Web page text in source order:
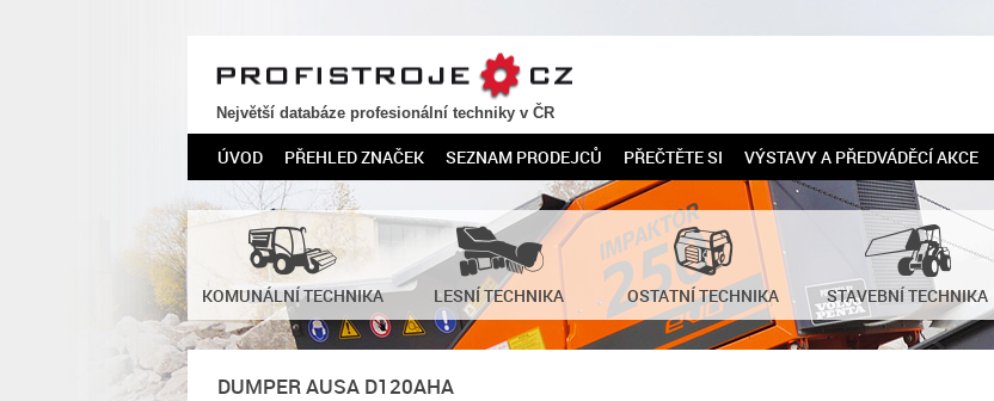
PROFISTROJE.CZ
Největší databáze profesionální techniky v ČR
ÚVOD PŘEHLED ZNAČEK SEZNAM PRODEJCŮ PŘEČTĚTE SI VÝSTAVY A PŘEDVÁDĚCÍ AKCE
KOMUNÁLNÍ TECHNIKA LESNÍ TECHNIKA OSTATNÍ TECHNIKA STAVEBNÍ TECHNIKA
DUMPER AUSA D120AHA